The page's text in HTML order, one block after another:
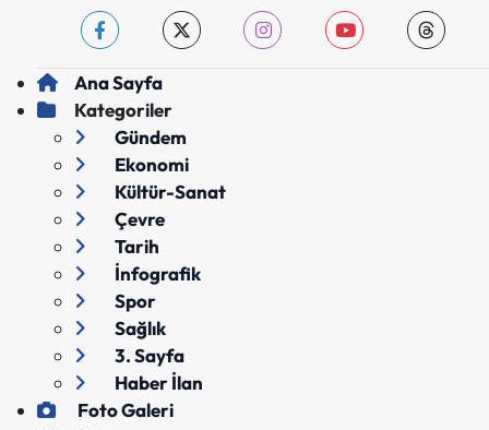
Ana Sayfa
Kategoriler
Gündem
Ekonomi
Kültür-Sanat
Çevre
Tarih
İnfografik
Spor
Sağlık
3. Sayfa
Haber İlan
Foto Galeri